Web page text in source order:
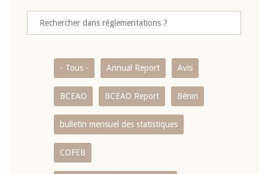
- Tous - Annual Report Avis
BCEAO BCEAO Report Bénin
bulletin mensuel des statistiques
COFEB